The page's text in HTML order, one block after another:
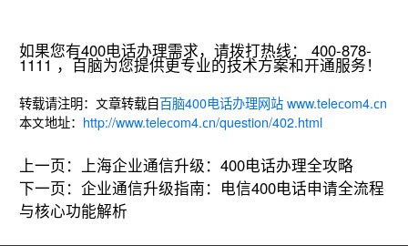
如果您有400电话办理需求，请拨打热线： 400-878-
1111 ，百脑为您提供更专业的技术方案和开通服务！
转载请注明：文章转载自百脑400电话办理网站 www.telecom4.cn
本文地址： http://www.telecom4.cn/question/402.html
上一页： 上海企业通信升级：400电话办理全攻略
下一页： 企业通信升级指南：电信400电话申请全流程
与核心功能解析